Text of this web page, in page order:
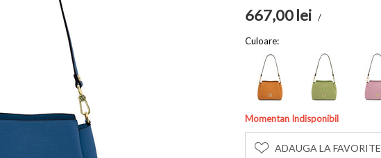
667,00lei /
Culoare:
Momentan Indisponibil
ADAUGA LA FAVORITE